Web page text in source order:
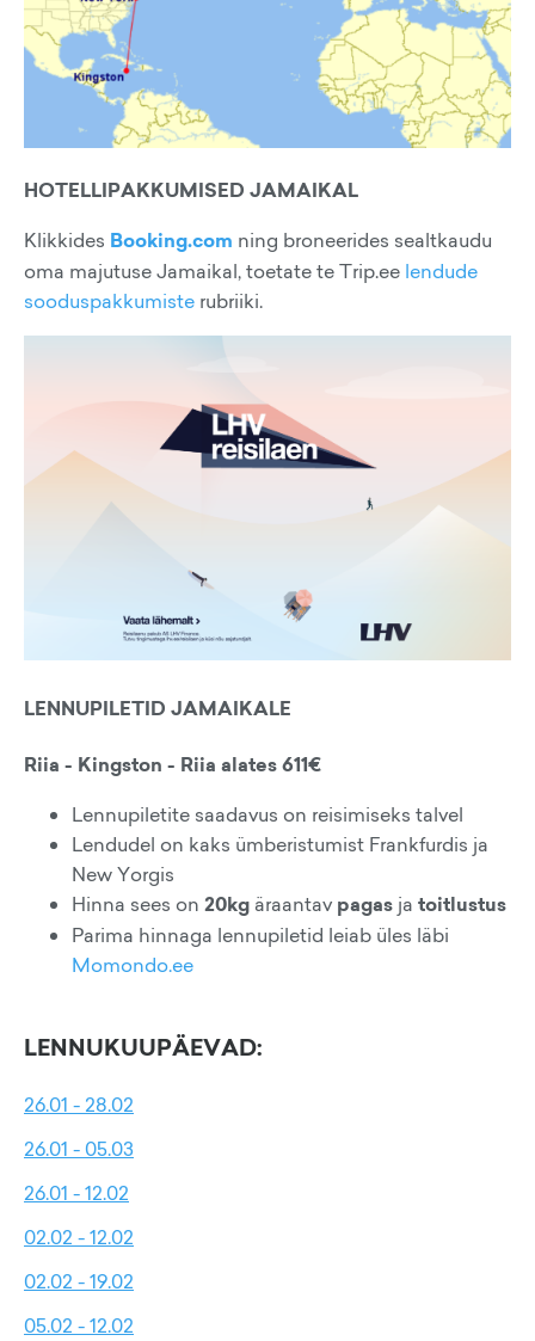
HOTELLIPAKKUMISED JAMAIKAL
Klikkides Booking.com ning broneerides sealtkaudu
oma majutuse Jamaikal, toetate te Trip.ee lendude
sooduspakkumiste rubriiki.
LENNUPILETID JAMAIKALE
Riia - Kingston - Riia alates 611€
Lennupiletite saadavus on reisimiseks talvel
Lendudel on kaks ümberistumist Frankfurdis ja
New Yorgis
Hinna sees on 20kg äraantav pagas ja toitlustus
Parima hinnaga lennupiletid leiab üles läbi
Momondo.ee
LENNUKUUPÄEVAD:
26.01 - 28.02
26.01 - 05.03
26.01 - 12.02
02.02 - 12.02
02.02 - 19.02
05.02 - 12.02